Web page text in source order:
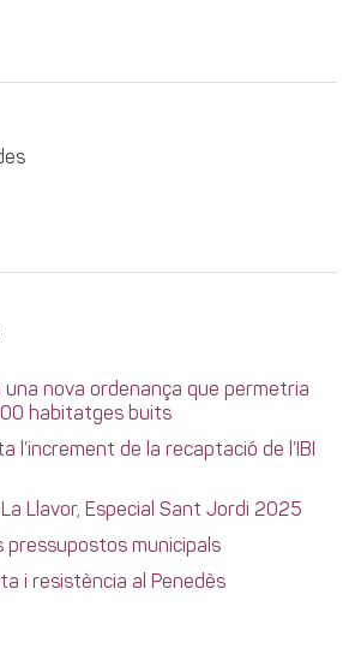
una nova ordenança que permetria
habitatges buits
l’increment de la recaptació de l’IBI
Llavor, Especial Sant Jordi 2025
pressupostos municipals
i resistència al Penedès